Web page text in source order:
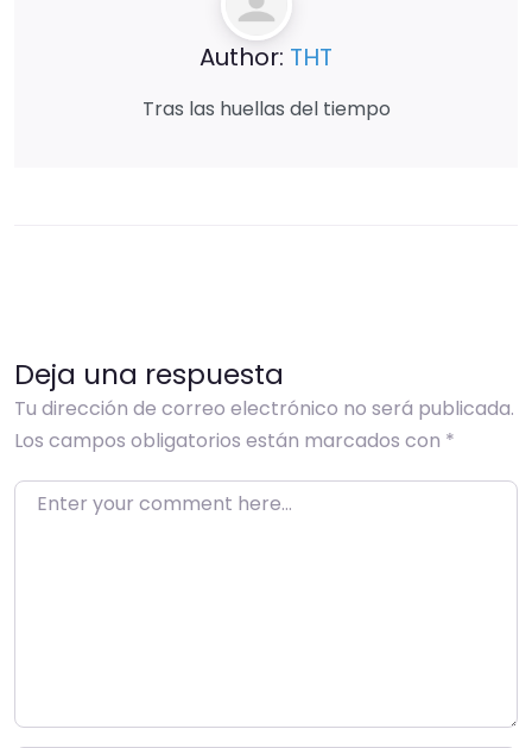
Author: THT
Tras las huellas del tiempo
Deja una respuesta
Tu dirección de correo electrónico no será publicada.
Los campos obligatorios están marcados con *
Enter your comment here…